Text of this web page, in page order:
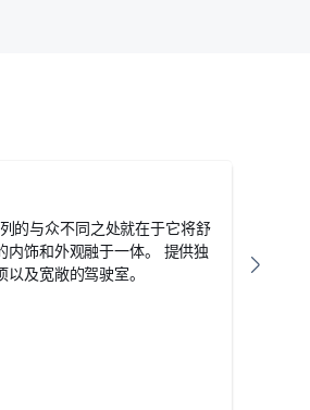
的与众不同之处就在于它将舒
内饰和外观融于一体。 提供独
以及宽敞的驾驶室。